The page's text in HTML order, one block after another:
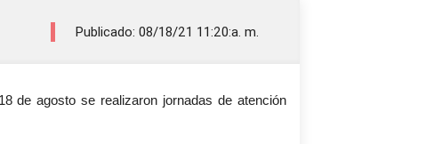
Publicado: 08/18/21 11:20:a. m.
de agosto se realizaron jornadas de atención